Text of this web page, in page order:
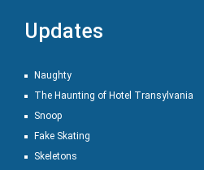
Updates
Naughty
The Haunting of Hotel Transylvania
Snoop
Fake Skating
Skeletons